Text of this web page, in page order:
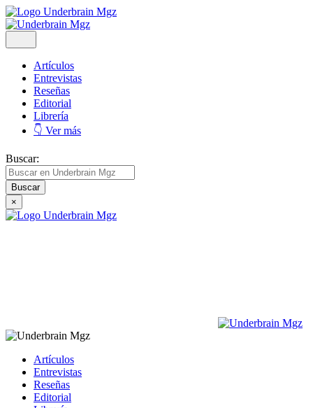
Artículos
Entrevistas
Reseñas
Editorial
Librería
👇 Ver más
Buscar:
×
Artículos
Entrevistas
Reseñas
Editorial